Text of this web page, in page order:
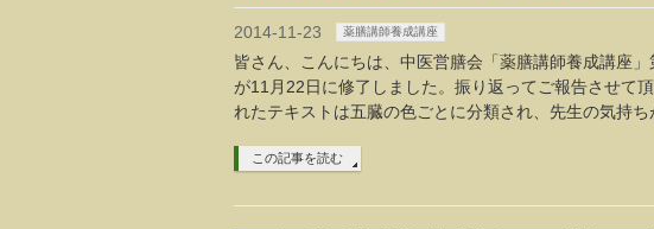
2014-11-23 薬膳講師養成講座
皆さん、こんにちは、中医営膳会「薬膳講師養成講座
が11月22日に修了しました。振り返ってご報告させ
れたテキストは五臓の色ごとに分類され、先生の気持ち
この記事を読む